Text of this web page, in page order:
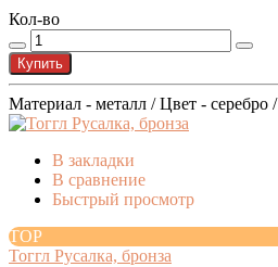
Кол-во
Купить
Материал - металл / Цвет - серебро /
В закладки
В сравнение
Быстрый просмотр
TOP
Тоггл Русалка, бронза